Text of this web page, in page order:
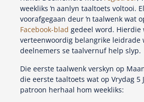
weekliks ŉ aanlyn taaltoets voltooi.
voorafgegaan deur ŉ taalwenk wat
Facebook-blad gedeel word. Hierdie
verteenwoordig belangrike leidrade
deelnemers se taalvernuf help slyp.
Die eerste taalwenk verskyn op
die eerste taaltoets wat op Vrydag 5
patroon herhaal hom weekliks: